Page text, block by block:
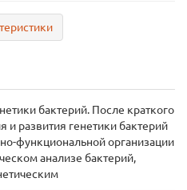
бактерий. После краткого
и развития генетики бактерий
функциональной организации
анализе бактерий,